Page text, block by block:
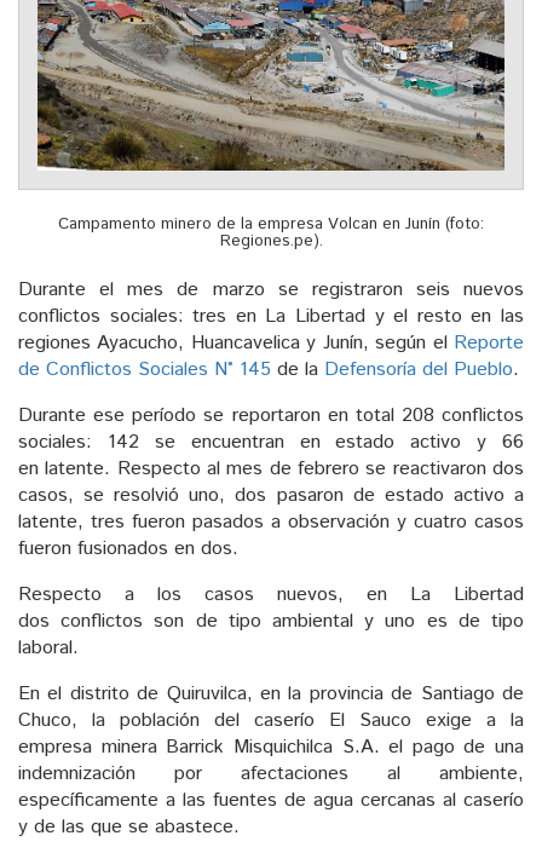
Campamento minero de la empresa Volcan en Junín (foto:
Regiones.pe).
Durante el mes de marzo se registraron seis nuevos
conflictos sociales: tres en La Libertad y el resto en las
regiones Ayacucho, Huancavelica y Junín, según el Reporte
de Conflictos Sociales N° 145 de la Defensoría del Pueblo.
Durante ese período se reportaron en total 208 conflictos
sociales: 142 se encuentran en estado activo y 66
en latente. Respecto al mes de febrero se reactivaron dos
casos, se resolvió uno, dos pasaron de estado activo a
latente, tres fueron pasados a observación y cuatro casos
fueron fusionados en dos.
Respecto a los casos nuevos, en La Libertad
dos conflictos son de tipo ambiental y uno es de tipo
laboral.
En el distrito de Quiruvilca, en la provincia de Santiago de
Chuco, la población del caserío El Sauco exige a la
empresa minera Barrick Misquichilca S.A. el pago de una
indemnización por afectaciones al ambiente,
específicamente a las fuentes de agua cercanas al caserío
y de las que se abastece.